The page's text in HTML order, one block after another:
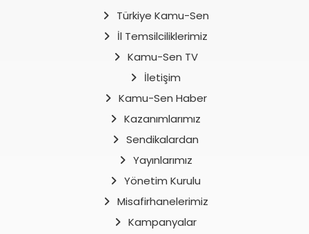
Türkiye Kamu-Sen
İl Temsilciliklerimiz
Kamu-Sen TV
İletişim
Kamu-Sen Haber
Kazanımlarımız
Sendikalardan
Yayınlarımız
Yönetim Kurulu
Misafirhanelerimiz
Kampanyalar